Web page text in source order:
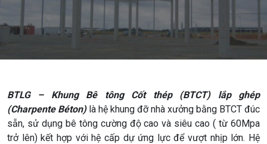
BTLG – Khung Bê tông Cốt thép (BTCT) lắp ghép
(Charpente Béton)là hệ khung đỡ nhà xưởng bằng BTCT đúc
sẵn, sử dụng bê tông cường độ cao và siêu cao ( từ 60Mpa
trở lên) kết hợp với hệ cấp dự ứng lực để vượt nhịp lớn. Hệ